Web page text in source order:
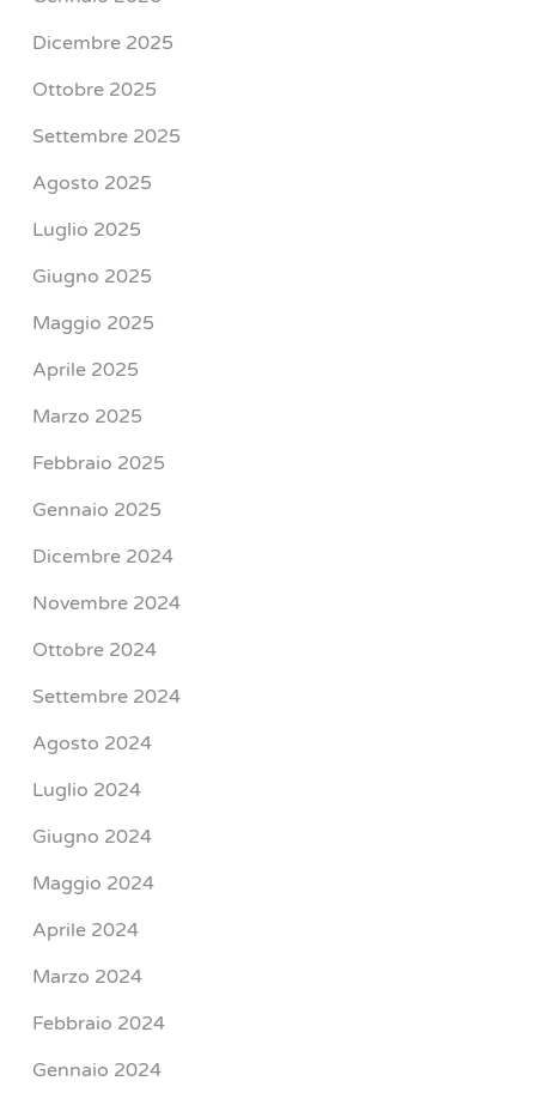
Dicembre 2025
Ottobre 2025
Settembre 2025
Agosto 2025
Luglio 2025
Giugno 2025
Maggio 2025
Aprile 2025
Marzo 2025
Febbraio 2025
Gennaio 2025
Dicembre 2024
Novembre 2024
Ottobre 2024
Settembre 2024
Agosto 2024
Luglio 2024
Giugno 2024
Maggio 2024
Aprile 2024
Marzo 2024
Febbraio 2024
Gennaio 2024